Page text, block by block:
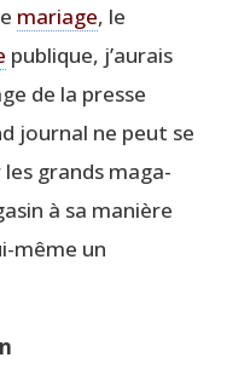
mariage, le
publique, j’au­rais
de la presse
jour­nal ne peut se
les grands maga­
à sa manière
même un